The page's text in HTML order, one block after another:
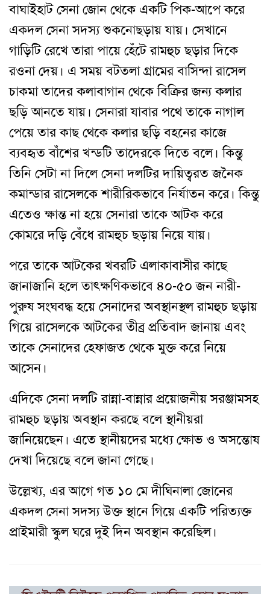
বাঘাইহাট সেনা জোন থেকে একটি পিক-আপে করে
একদল সেনা সদস্য শুকনোছড়ায় যায়। সেখানে
গাড়িটি রেখে তারা পায়ে হেঁটে রামহুচ ছড়ার দিকে
রওনা দেয়। এ সময় বটতলা গ্রামের বাসিন্দা রাসেল
চাকমা তাদের কলাবাগান থেকে বিক্রির জন্য কলার
ছড়ি আনতে যায়। সেনারা যাবার পথে তাকে নাগাল
পেয়ে তার কাছ থেকে কলার ছড়ি বহনের কাজে
ব্যবহৃত বাঁশের খন্ডটি তাদেরকে দিতে বলে। কিন্তু
তিনি সেটা না দিলে সেনা দলটির দায়িত্বরত জনৈক
কমান্ডার রাসেলকে শারীরিকভাবে নির্যাতন করে। কিন্তু
এতেও ক্ষান্ত না হয়ে সেনারা তাকে আটক করে
কোমরে দড়ি বেঁধে রামহুচ ছড়ায় নিয়ে যায়।
পরে তাকে আটকের খবরটি এলাকাবাসীর কাছে
জানাজানি হলে তাৎক্ষণিকভাবে ৪০-৫০ জন নারী-
পুরুষ সংঘবদ্ধ হয়ে সেনাদের অবস্থানস্থল রামহুচ ছড়ায়
গিয়ে রাসেলকে আটকের তীব্র প্রতিবাদ জানায় এবং
তাকে সেনাদের হেফাজত থেকে মুক্ত করে নিয়ে
আসেন।
এদিকে সেনা দলটি রান্না-বান্নার প্রয়োজনীয় সরঞ্জামসহ
রামহুচ ছড়ায় অবস্থান করছে বলে স্থানীয়রা
জানিয়েছেন। এতে স্থানীয়দের মধ্যে ক্ষোভ ও অসন্তোষ
দেখা দিয়েছে বলে জানা গেছে।
উল্লেখ্য, এর আগে গত ১০ মে দীঘিনালা জোনের
একদল সেনা সদস্য উক্ত স্থানে গিয়ে একটি পরিত্যক্ত
প্রাইমারী স্কুল ঘরে দুই দিন অবস্থান করেছিল।